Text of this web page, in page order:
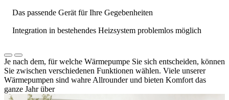
Das passende Gerät für Ihre Gegebenheiten
Integration in bestehendes Heizsystem problemlos möglich
Je nach dem, für welche Wärmepumpe Sie sich entscheiden, können
Sie zwischen verschiedenen Funktionen wählen. Viele unserer
Wärmepumpen sind wahre Allrounder und bieten Komfort das
ganze Jahr über